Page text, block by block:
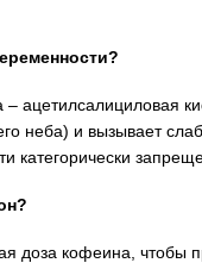
ацетилсалициловая
неба) и вызывает
категорически
доза кофеина, чтобы